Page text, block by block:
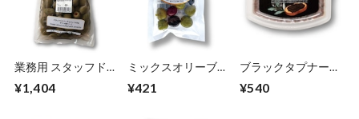
業務用 スタッフド
500g
¥1,404
ミックスオリーブ
¥421
ブラックタプナード
¥540